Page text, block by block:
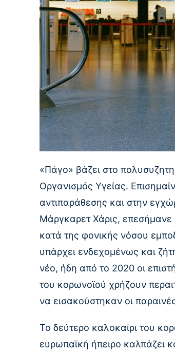
«Πάγο» βάζει στο
Οργανισμός Υγείας.
αντιπαράθεσης και στην
Μάργκαρετ Χάρις, επεσήμανε
κατά της φονικής νόσου
υπάρχει ενδεχομένως και
νέο, ήδη από το 2020 οι
του κορωνοϊού χρήζουν
να εισακούστηκαν οι
Το δεύτερο καλοκαίρι του
ευρωπαϊκή ήπειρο καλπάζει